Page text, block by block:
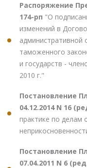
Распоряжение
174-рп "О
изменений в
административной
таможенного
и государств -
2010 г."
Постановление
04.12.2014 N 16
практике по делам
Постановление
07.04.2011 N 6